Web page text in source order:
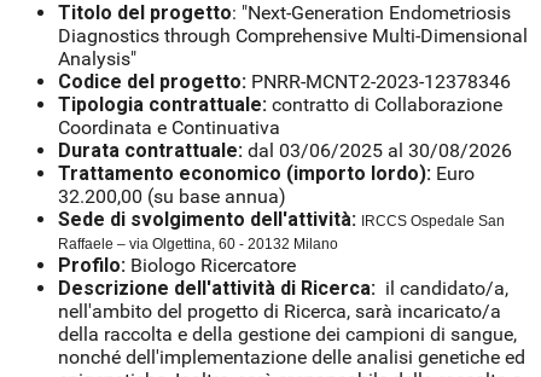
Titolo del progetto: "Next-Generation Endometriosis
Diagnostics through Comprehensive Multi-Dimensional
Analysis"
Codice del progetto: PNRR-MCNT2-2023-12378346
Tipologia contrattuale: contratto di Collaborazione
Coordinata e Continuativa
Durata contrattuale: dal 03/06/2025 al 30/08/2026
Trattamento economico (importo lordo): Euro
32.200,00 (su base annua)
Sede di svolgimento dell'attività:
IRCCS Ospedale San
Raffaele – via Olgettina, 60 - 20132 Milano
Profilo: Biologo Ricercatore
Descrizione dell'attività di Ricerca: il candidato/a,
nell'ambito del progetto di Ricerca, sarà incaricato/a
della raccolta e della gestione dei campioni di sangue,
nonché dell'implementazione delle analisi genetiche ed